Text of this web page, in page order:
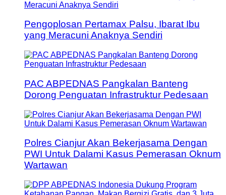
Pengoplosan Pertamax Palsu, Ibarat Ibu
yang Meracuni Anaknya Sendiri
PAC ABPEDNAS Pangkalan Banteng
Dorong Penguatan Infrastruktur Pedesaan
Polres Cianjur Akan Bekerjasama Dengan
PWI Untuk Dalami Kasus Pemerasan Oknum
Wartawan